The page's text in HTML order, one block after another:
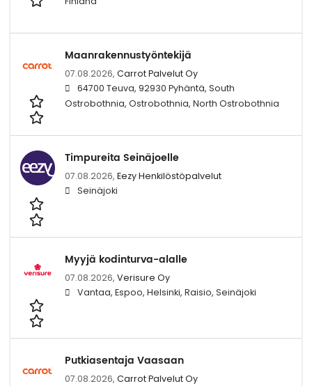
Maanrakennustyöntekijä
07.08.2026, Carrot Palvelut Oy
64700 Teuva, 92930 Pyhäntä, South
Ostrobothnia, Ostrobothnia, North Ostrobothnia
Timpureita Seinäjoelle
07.08.2026, Eezy Henkilöstöpalvelut
Seinäjoki
Myyjä kodinturva-alalle
07.08.2026, Verisure Oy
Vantaa, Espoo, Helsinki, Raisio, Seinäjoki
Putkiasentaja Vaasaan
07.08.2026, Carrot Palvelut Oy